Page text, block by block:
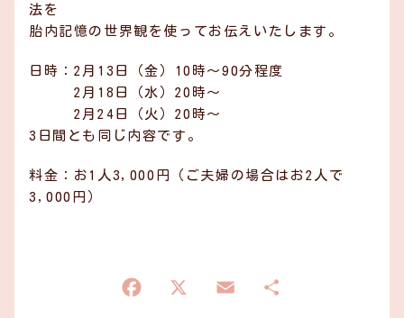
法を
胎内記憶の世界観を使ってお伝えいたします。
日時：2月13日（金）10時～90分程度
2月18日（水）20時～
2月24日（火）20時～
3日間とも同じ内容です。
料金：お1人3,000円（ご夫婦の場合はお2人で
3,000円）